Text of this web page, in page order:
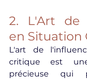
2. L'Art de
en Situation
L'art de
critique est
précieuse qui